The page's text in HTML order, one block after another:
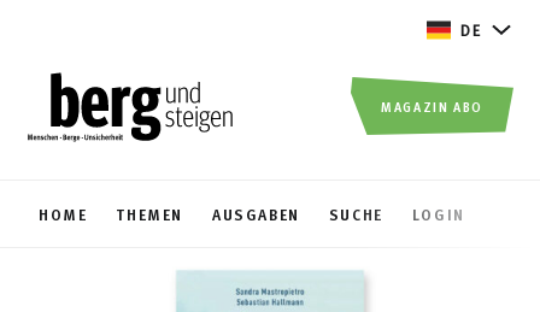
DE
HOME THEMEN AUSGABEN SUCHE LOGIN
MAGAZIN ABO